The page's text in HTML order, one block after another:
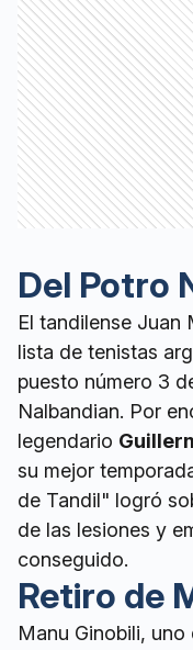
Del Potro
El tandilense Juan
lista de tenistas
puesto número 3
Nalbandian. Por
legendario
su mejor
de Tandil" logró
de las lesiones y
conseguido.
Retiro de
Manu Ginobili,